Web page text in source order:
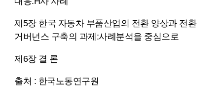
제5장 한국 자동차 부품산업의 전환 양상과 전환
거버넌스 구축의 과제:사례분석을 중심으로
제6장 결 론
출처 : 한국노동연구원